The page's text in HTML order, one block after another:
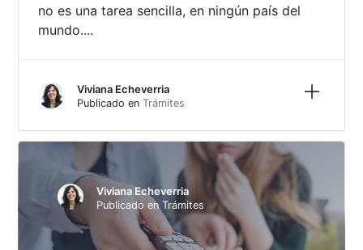
no es una tarea sencilla, en ningún país del
mundo....
Viviana Echeverria
Publicado enTrámites
Viviana Echeverria
Publicado enTrámites